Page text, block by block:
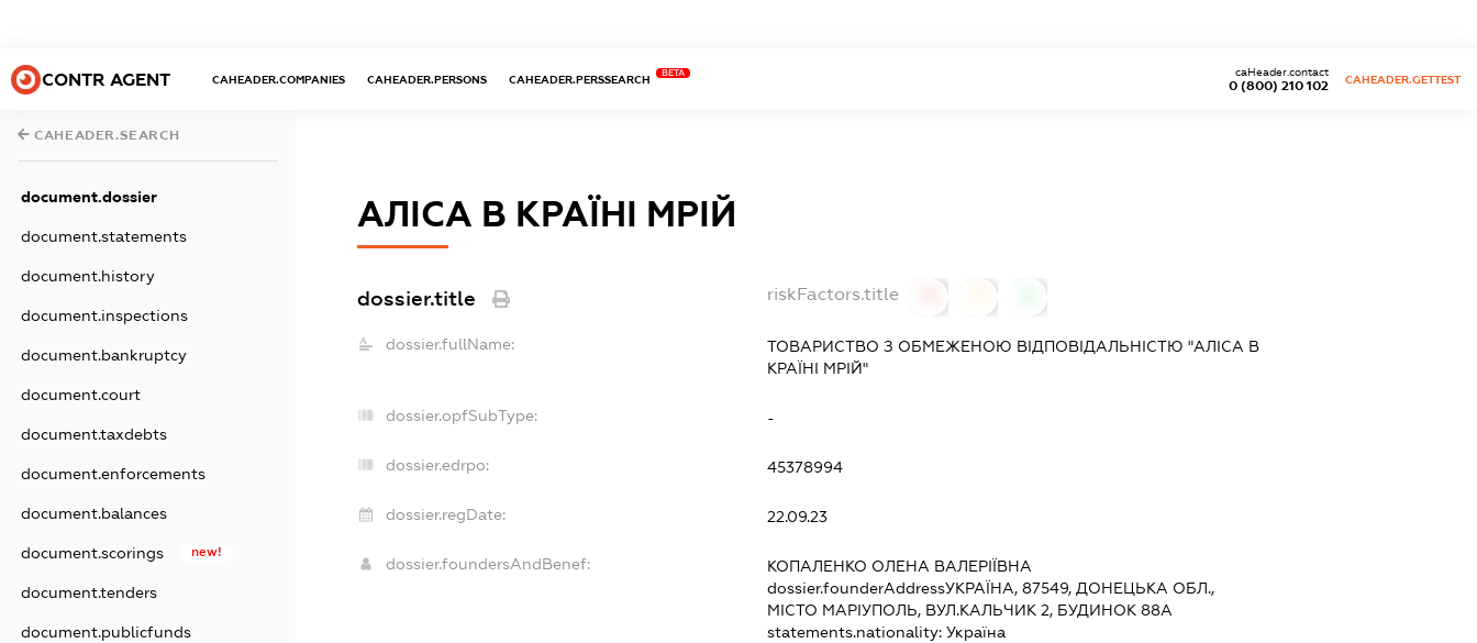
CONTR AGENT CAHEADER.COMPANIES CAHEADER.PERSONS CAHEADER.PERSSEARCH
BETA
0 (800) 210 102
caHeader.contact
CAHEADER.GETTEST
CAHEADER.SEARCH
document.dossier
document.statements
document.history
document.inspections
document.bankruptcy
document.court
document.taxdebts
document.enforcements
document.balances
document.scorings new!
document.tenders
document.publicfunds
АЛІСА В КРАЇНІ МРІЙ
dossier.title riskFactors.title
dossier.fullName:
ТОВАРИСТВО З ОБМЕЖЕНОЮ ВІДПОВІДАЛЬНІСТЮ "АЛІСА В
КРАЇНІ МРІЙ"
dossier.opfSubType: -
dossier.edrpo: 45378994
dossier.regDate: 22.09.23
dossier.foundersAndBenef:
КОПАЛЕНКО ОЛЕНА ВАЛЕРІЇВНА
dossier.founderAddressУКРАЇНА, 87549, ДОНЕЦЬКА ОБЛ.,
МІСТО МАРІУПОЛЬ, ВУЛ.КАЛЬЧИК 2, БУДИНОК 88А
statements.nationality: Україна